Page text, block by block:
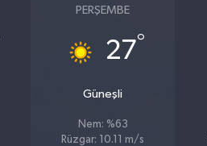
PERŞEMBE
27°
Güneşli
Nem: %63
Rüzgar: 10.11 m/s